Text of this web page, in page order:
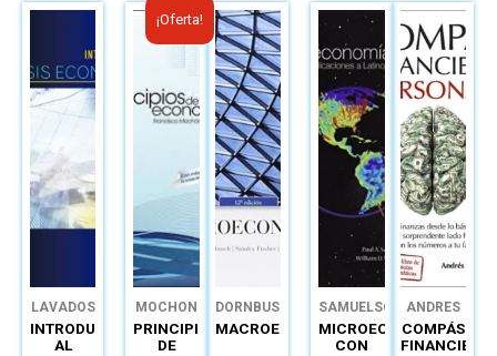
LAVADOS
INTRODUCCIÓN
AL
¡Oferta!
MOCHON
PRINCIPIOS
DE
El
precio
era:
B/.40.00.
El
precio
actual
es:
B/.21.60.
DORNBUSCH
MACROECONOMÍA
SAMUELSON
MICROECONOMÍA
CON
ANDRES
CHIODI
ENRICO
COMPÁS
FINANCIERO